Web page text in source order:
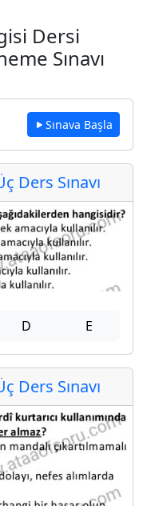
Dersi
Sınavı
Sınava Başla
Ders Sınavı
D E
Ders Sınavı